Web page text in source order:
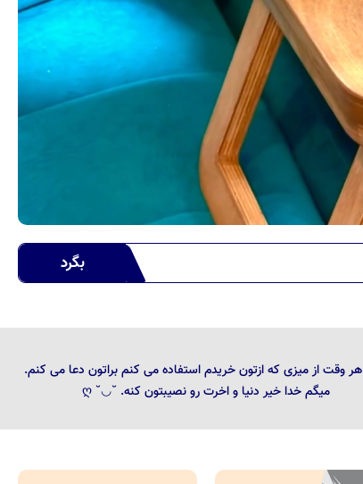
بگرد
هر وقت از میزی که ازتون خریدم استفاده می کنم براتون دعا می کنم.
میگم خدا خیر دنیا و اخرت رو نصیبتون کنه. ˘◡˘ ღ